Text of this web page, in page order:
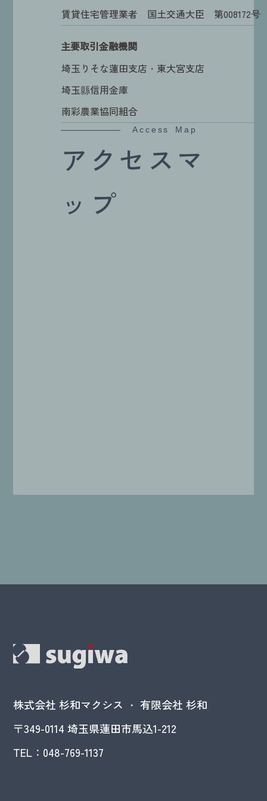
賃貸住宅管理業者 国土交通大臣 第008172号
主要取引金融機関
埼玉りそな蓮田支店・東大宮支店
埼玉縣信用金庫
南彩農業協同組合
Access Map
アクセスマ
ップ
株式会社 杉和マクシス ・ 有限会社 杉和
〒349-0114 埼玉県蓮田市馬込1-212
TEL： 048-769-1137